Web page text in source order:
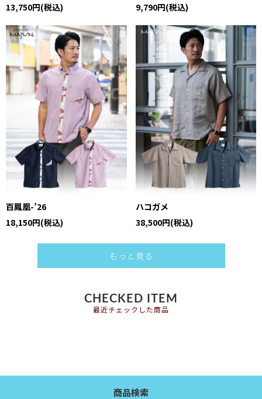
13,750円(税込)
9,790円(税込)
百鳳凰-’26
18,150円(税込)
ハコガメ
38,500円(税込)
もっと見る
CHECKED ITEM
最近チェックした商品
商品検索